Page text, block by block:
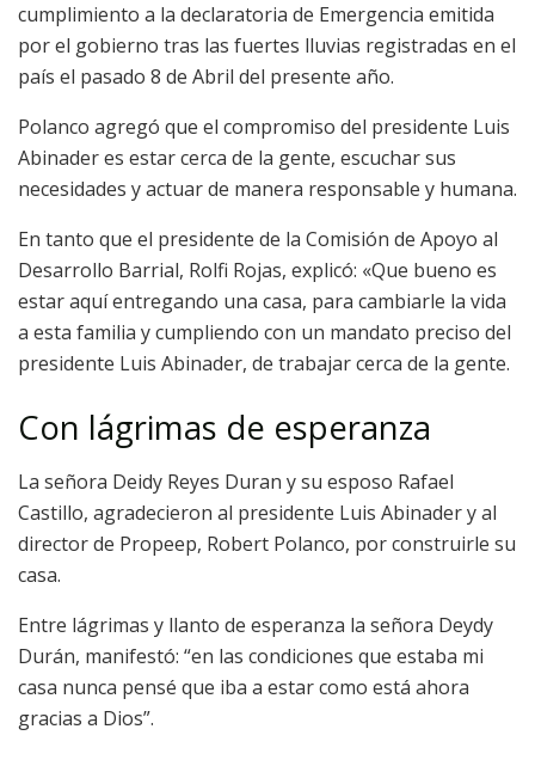
cumplimiento a la declaratoria de Emergencia emitida
por el gobierno tras las fuertes lluvias registradas en el
país el pasado 8 de Abril del presente año.
Polanco agregó que el compromiso del presidente Luis
Abinader es estar cerca de la gente, escuchar sus
necesidades y actuar de manera responsable y humana.
En tanto que el presidente de la Comisión de Apoyo al
Desarrollo Barrial, Rolfi Rojas, explicó: «Que bueno es
estar aquí entregando una casa, para cambiarle la vida
a esta familia y cumpliendo con un mandato preciso del
presidente Luis Abinader, de trabajar cerca de la gente.
Con lágrimas de esperanza
La señora Deidy Reyes Duran y su esposo Rafael
Castillo, agradecieron al presidente Luis Abinader y al
director de Propeep, Robert Polanco, por construirle su
casa.
Entre lágrimas y llanto de esperanza la señora Deydy
Durán, manifestó: “en las condiciones que estaba mi
casa nunca pensé que iba a estar como está ahora
gracias a Dios”.